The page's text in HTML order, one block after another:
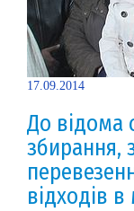
17.09.2014
До відома
збирання,
відходів